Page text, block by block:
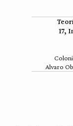
17,
Alvaro